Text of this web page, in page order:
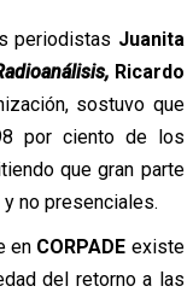
periodistas Juanita
Ricardo
sostuvo que
por ciento de los
que gran parte
no presenciales.
en CORPADE existe
del retorno a las